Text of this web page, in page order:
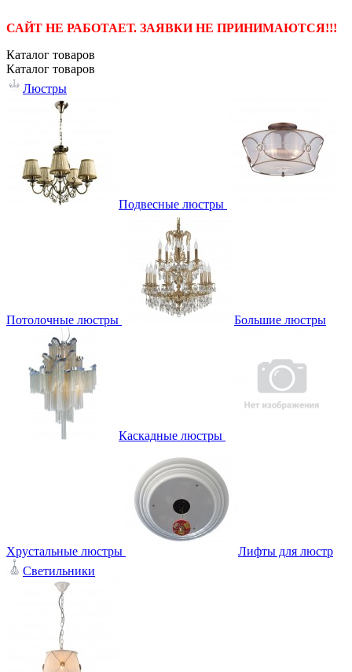
САЙТ НЕ РАБОТАЕТ. ЗАЯВКИ НЕ ПРИНИМАЮТСЯ!!!
Каталог товаров
Каталог товаров
Люстры
Подвесные люстры
Потолочные люстры Большие люстры
Каскадные люстры
Хрустальные люстры
Лифты для люстр
Светильники